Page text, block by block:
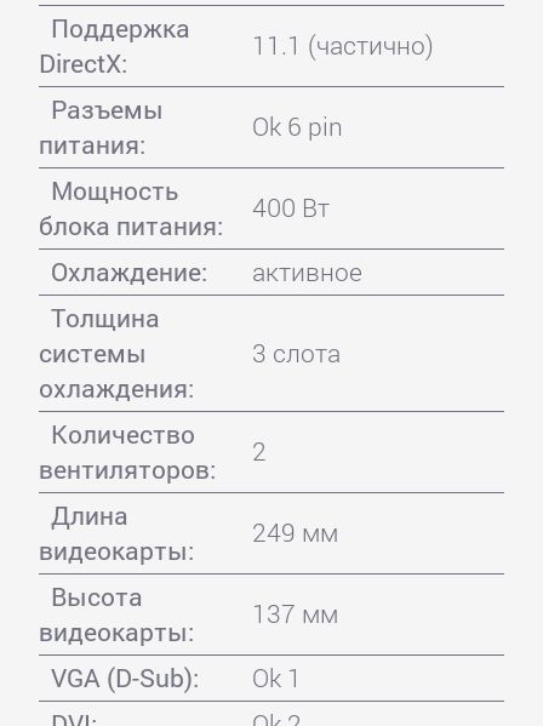
Поддержка
DirectX:
11.1 (частично)
Разъемы
питания:
Ok 6 pin
Мощность
блока питания:
400 Вт
Охлаждение:
активное
Толщина
системы
охлаждения:
3 слота
Количество
вентиляторов:
2
Длина
видеокарты:
249 мм
Высота
видеокарты:
137 мм
VGA (D-Sub):
Ok 1